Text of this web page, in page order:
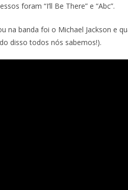
foram “I’ll Be There” e “Abc”.
na banda foi o Michael Jackson e
disso todos nós sabemos!).